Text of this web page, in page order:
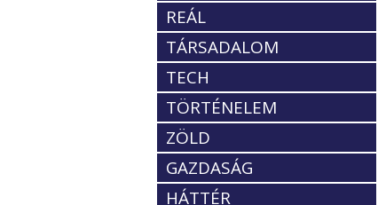
REÁL
TÁRSADALOM
TECH
TÖRTÉNELEM
ZÖLD
GAZDASÁG
HÁTTÉR